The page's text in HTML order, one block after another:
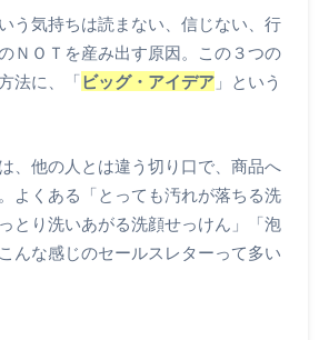
う気持ちは読まない、信じない、行
ＮＯＴを産み出す原因。この３つの
法に、「 ビッグ・アイデア」という
、他の人とは違う切り口で、商品へ
よくある「とっても汚れが落ちる洗
とり洗いあがる洗顔せっけん」「泡
んな感じのセールスレターって多い